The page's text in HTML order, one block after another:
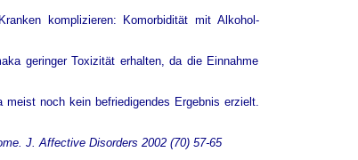
komplizieren: Komorbidität mit Alkohol-
geringer Toxizität erhalten, da die Einnahme
noch kein befriedigendes Ergebnis erzielt.
J. Affective Disorders 2002 (70) 57-65